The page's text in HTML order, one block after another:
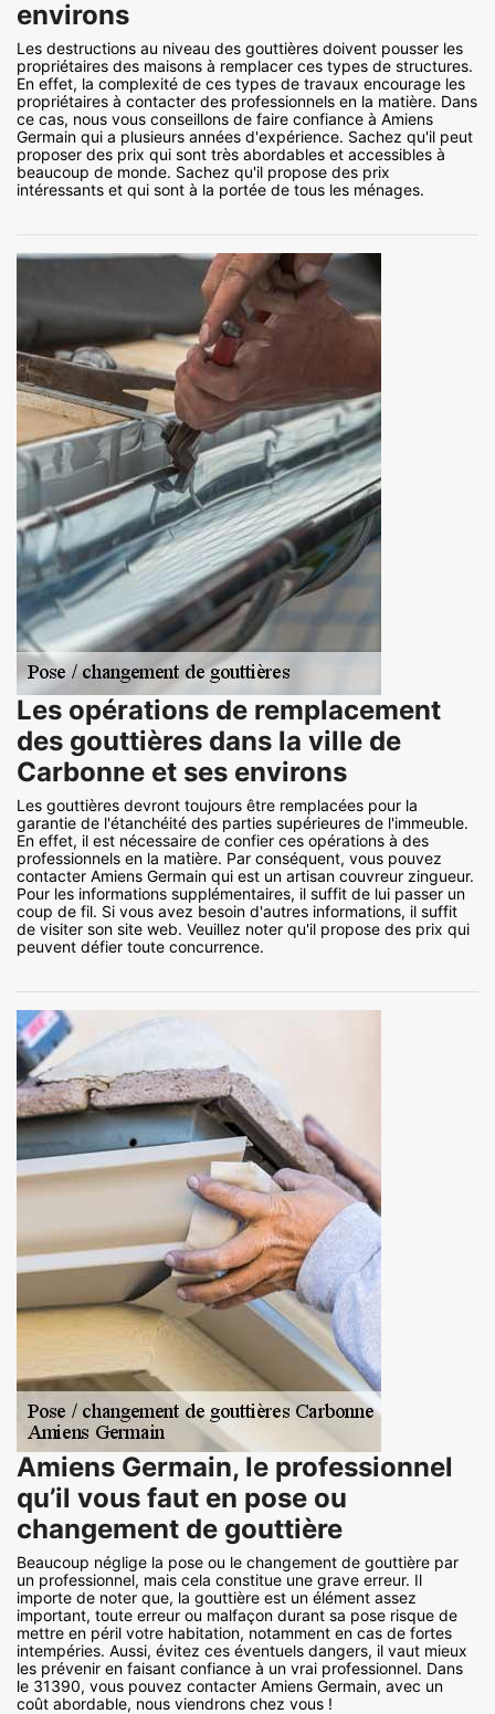
environs
Les destructions au niveau des gouttières doivent pousser les
propriétaires des maisons à remplacer ces types de structures.
En effet, la complexité de ces types de travaux encourage les
propriétaires à contacter des professionnels en la matière. Dans
ce cas, nous vous conseillons de faire confiance à Amiens
Germain qui a plusieurs années d'expérience. Sachez qu'il peut
proposer des prix qui sont très abordables et accessibles à
beaucoup de monde. Sachez qu'il propose des prix
intéressants et qui sont à la portée de tous les ménages.
Les opérations de remplacement
des gouttières dans la ville de
Carbonne et ses environs
Les gouttières devront toujours être remplacées pour la
garantie de l'étanchéité des parties supérieures de l'immeuble.
En effet, il est nécessaire de confier ces opérations à des
professionnels en la matière. Par conséquent, vous pouvez
contacter Amiens Germain qui est un artisan couvreur zingueur.
Pour les informations supplémentaires, il suffit de lui passer un
coup de fil. Si vous avez besoin d'autres informations, il suffit
de visiter son site web. Veuillez noter qu'il propose des prix qui
peuvent défier toute concurrence.
Amiens Germain, le professionnel
qu’il vous faut en pose ou
changement de gouttière
Beaucoup néglige la pose ou le changement de gouttière par
un professionnel, mais cela constitue une grave erreur. Il
importe de noter que, la gouttière est un élément assez
important, toute erreur ou malfaçon durant sa pose risque de
mettre en péril votre habitation, notamment en cas de fortes
intempéries. Aussi, évitez ces éventuels dangers, il vaut mieux
les prévenir en faisant confiance à un vrai professionnel. Dans
le 31390, vous pouvez contacter Amiens Germain, avec un
coût abordable, nous viendrons chez vous !